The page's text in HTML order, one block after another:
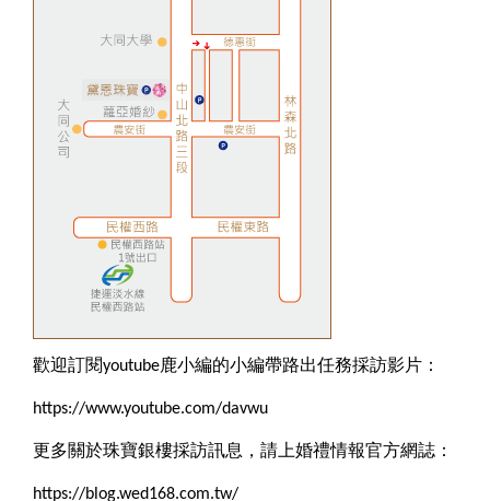
歡迎訂閱youtube鹿小編的小編帶路出任務採訪影片：
https://www.youtube.com/davwu
更多關於珠寶銀樓採訪訊息，請上婚禮情報官方網誌：
https://blog.wed168.com.tw/